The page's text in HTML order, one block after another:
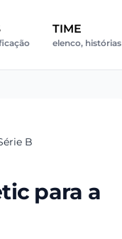
TIME
elenco, histórias
B
para a